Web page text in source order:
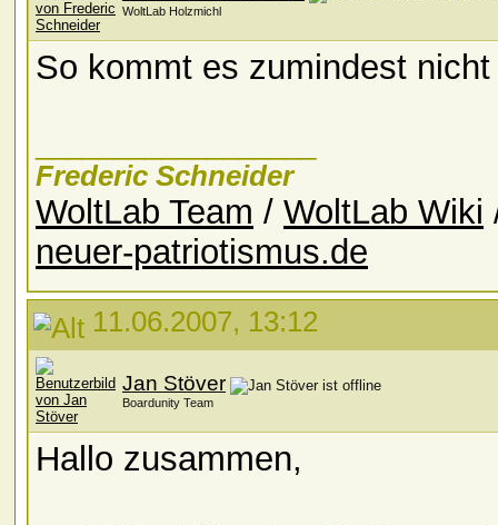
WoltLab Holzmichl
So kommt es zumindest
Frederic Schneider
WoltLab Team / WoltLab Wiki
neuer-patriotismus.de
11.06.2007, 13:12
Jan Stöver
Boardunity Team
Hallo zusammen,